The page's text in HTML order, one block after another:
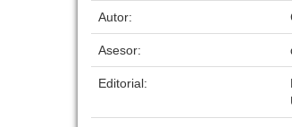
Autor:
Asesor:
Editorial: